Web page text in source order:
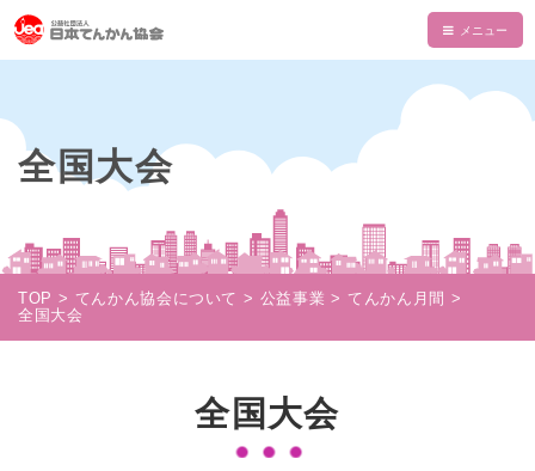
てんかんについて
てんかんとは
発作の介助と観察
使える制度
てんかん協会について
てんかん協会とは
支部一覧
情報誌・書籍・DVD
てんかん関連書籍
全国大会
TOP てんかん協会について 公益事業
てんかん月間
全国大会
全国大会